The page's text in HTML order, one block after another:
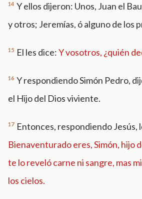
14 Y ellos dijeron: Unos, Juan el
y otros; Jeremías, ó alguno de los
15 El les dice:Y vosotros, ¿quién
16 Y respondiendo Simón Pedro,
el Hijo del Dios viviente.
17 Entonces, respondiendo Jesús,
Bienaventurado eres, Simón, hijo
te lo reveló carne ni sangre, mas
los cielos.